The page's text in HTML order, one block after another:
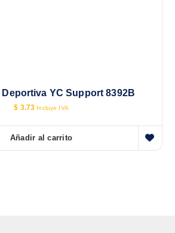
Deportiva YC Support 8392B
$ 3.73 Incluye IVA
Añadir al carrito